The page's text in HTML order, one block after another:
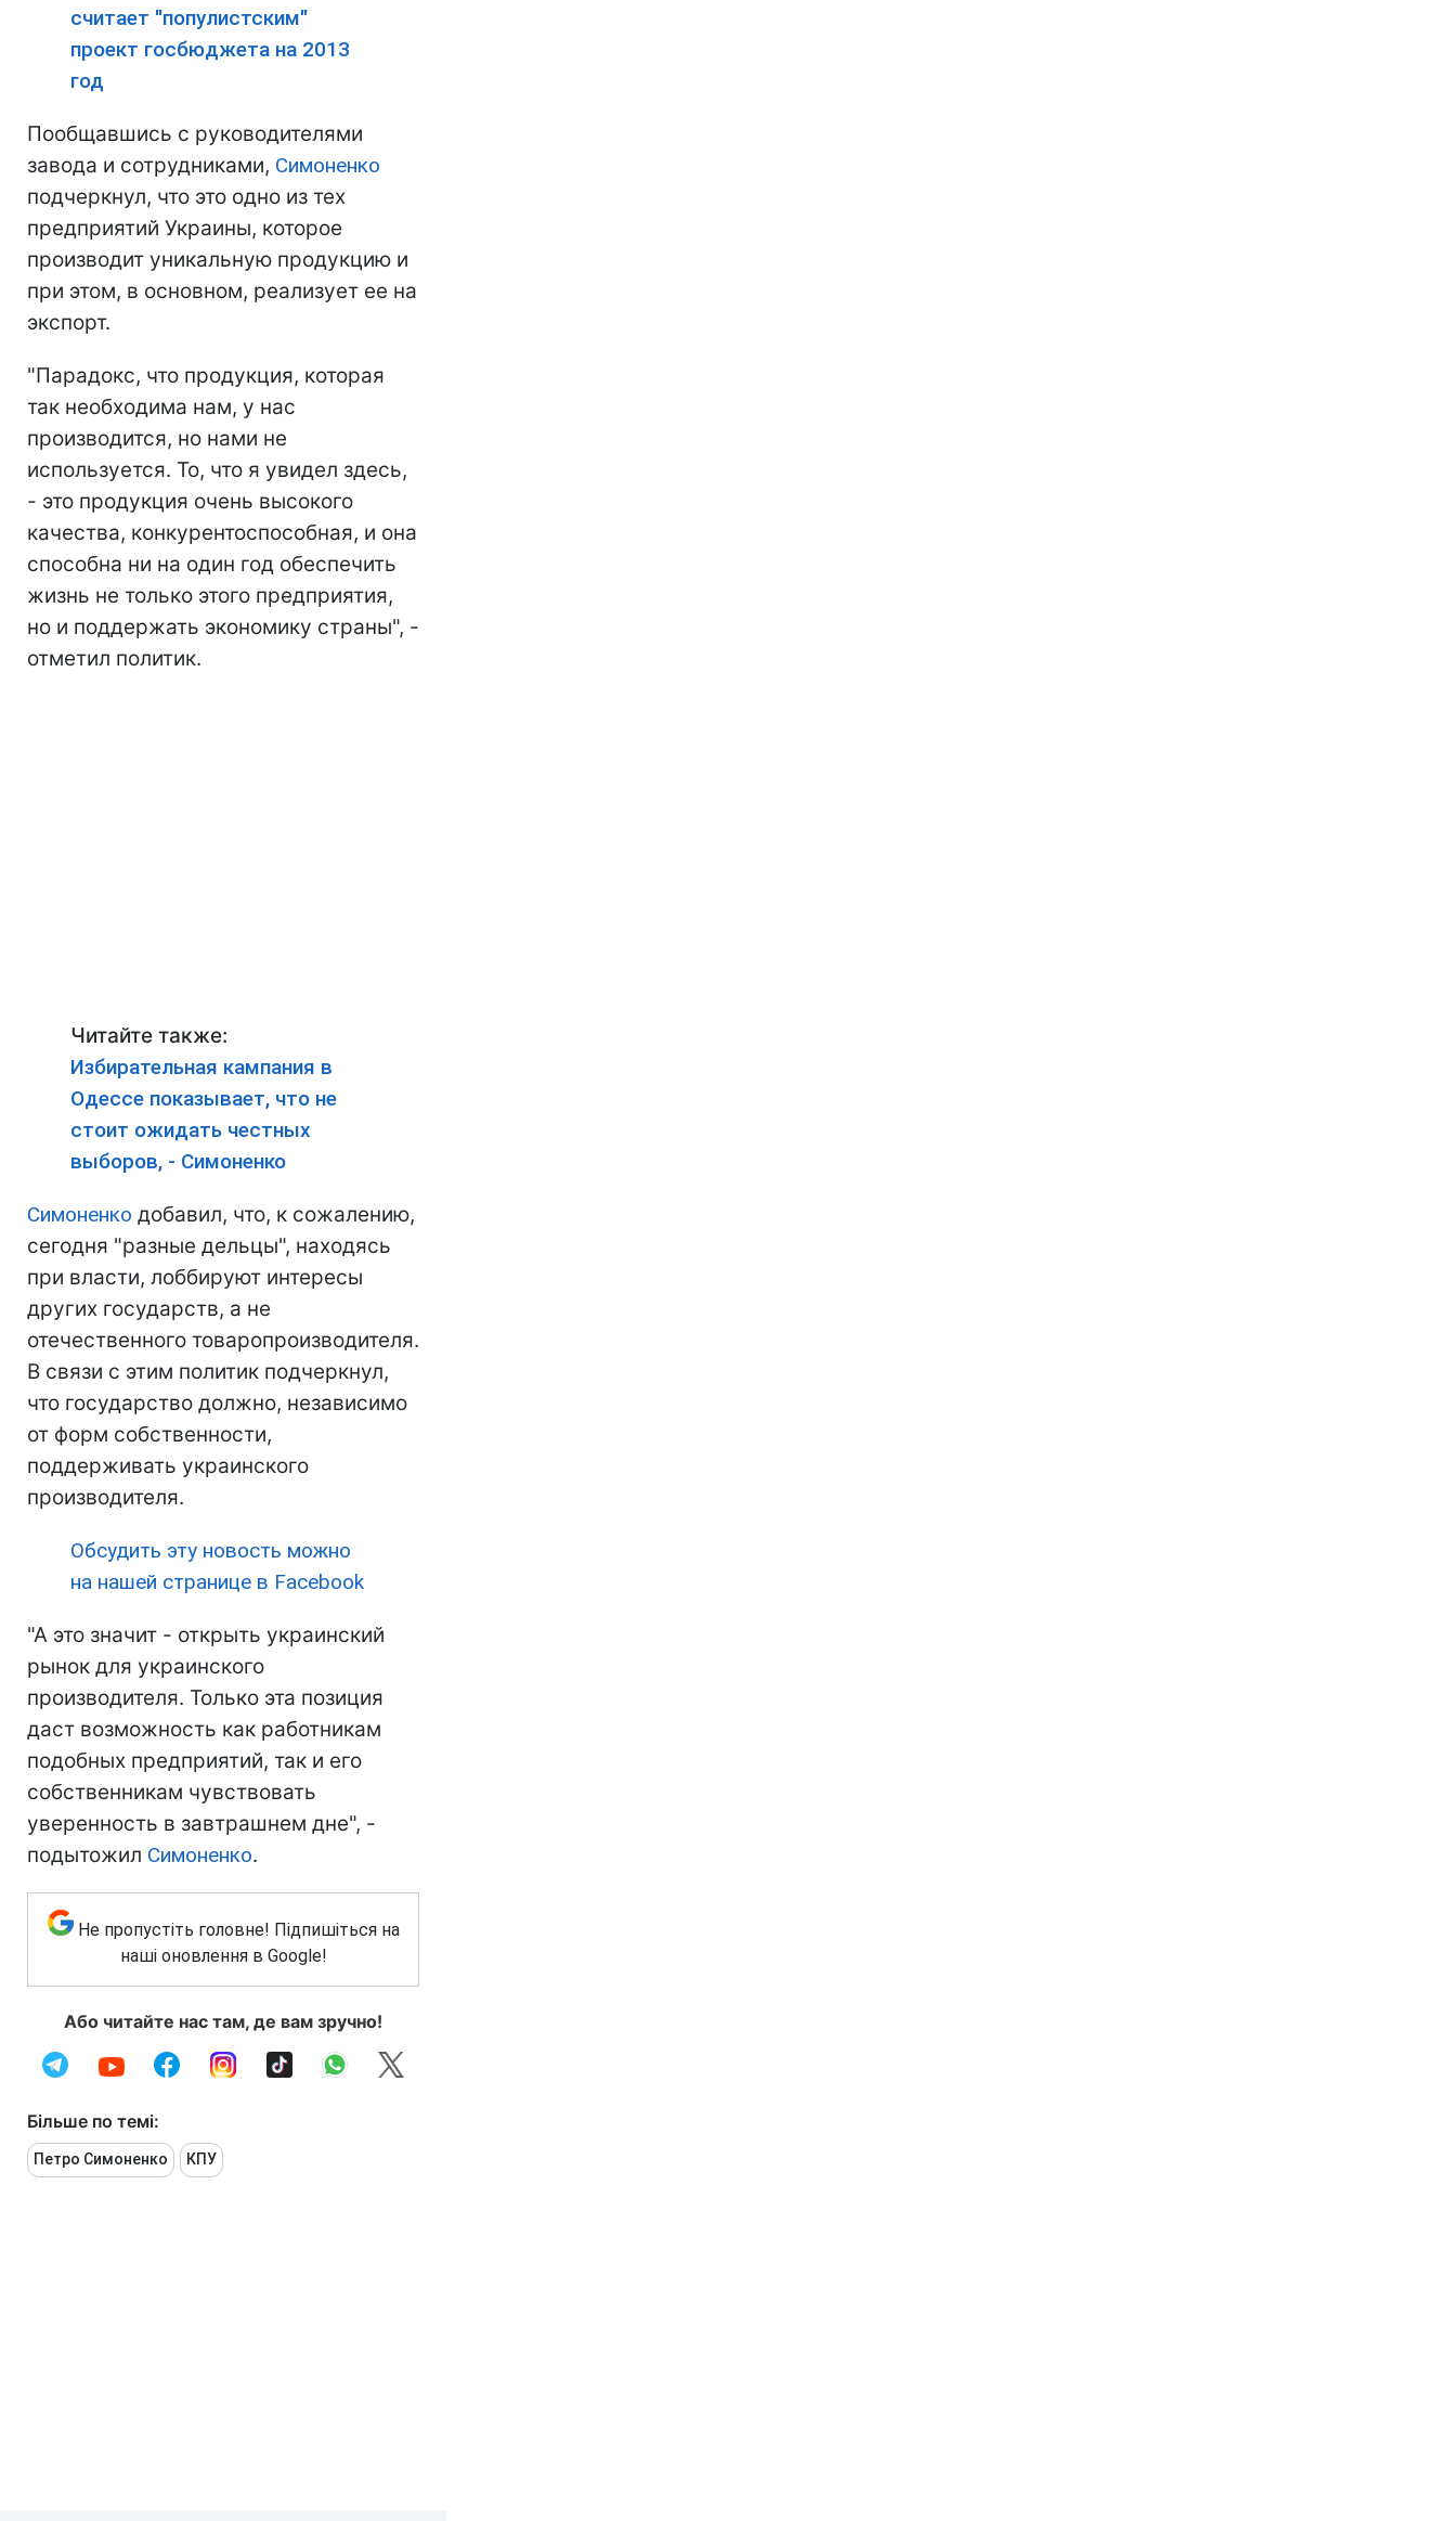
считает "популистским"
проект госбюджета на 2013
год
Пообщавшись с руководителями
завода и сотрудниками, Симоненко
подчеркнул, что это одно из тех
предприятий Украины, которое
производит уникальную продукцию и
при этом, в основном, реализует ее на
экспорт.
"Парадокс, что продукция, которая
так необходима нам, у нас
производится, но нами не
используется. То, что я увидел здесь,
- это продукция очень высокого
качества, конкурентоспособная, и она
способна ни на один год обеспечить
жизнь не только этого предприятия,
но и поддержать экономику страны", -
отметил политик.
Читайте также:
Избирательная кампания в
Одессе показывает, что не
стоит ожидать честных
выборов, - Симоненко
Симоненко добавил, что, к сожалению,
сегодня "разные дельцы", находясь
при власти, лоббируют интересы
других государств, а не
отечественного товаропроизводителя.
В связи с этим политик подчеркнул,
что государство должно, независимо
от форм собственности,
поддерживать украинского
производителя.
Обсудить эту новость можно
на нашей странице в Facebook
"А это значит - открыть украинский
рынок для украинского
производителя. Только эта позиция
даст возможность как работникам
подобных предприятий, так и его
собственникам чувствовать
уверенность в завтрашнем дне", -
подытожил Симоненко.
Не пропустіть головне! Підпишіться на
наші оновлення в Google!
Або читайте нас там, де вам зручно!
Більше по темі:
Петро Симоненко КПУ